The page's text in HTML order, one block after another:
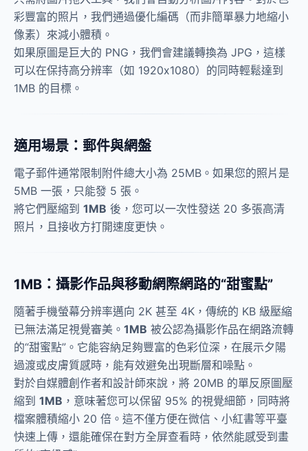
彩豐富的照片，我們通過優化編碼（而非簡單暴力地縮小
像素）來減小體積。
如果原圖是巨大的 PNG，我們會建議轉換為 JPG，這樣
可以在保持高分辨率（如 1920x1080）的同時輕鬆達到
1MB 的目標。
適用場景：郵件與網盤
電子郵件通常限制附件總大小為 25MB。如果您的照片是
5MB 一張，只能發 5 張。
將它們壓縮到 1MB 後，您可以一次性發送 20 多張高清
照片，且接收方打開速度更快。
1MB：攝影作品與移動網際網路的“甜蜜點”
隨著手機螢幕分辨率邁向 2K 甚至 4K，傳統的 KB 級壓縮
已無法滿足視覺審美。 1MB 被公認為攝影作品在網路流轉
的“甜蜜點”。它能容納足夠豐富的色彩位深，在展示夕陽
過渡或皮膚質感時，能有效避免出現斷層和噪點。
對於自媒體創作者和設計師來說，將 20MB 的單反原圖壓
縮到 1MB ，意味著您可以保留 95% 的視覺細節，同時將
檔案體積縮小 20 倍。這不僅方便在微信、小紅書等平臺
快速上傳，還能確保在對方全屏查看時，依然能感受到畫